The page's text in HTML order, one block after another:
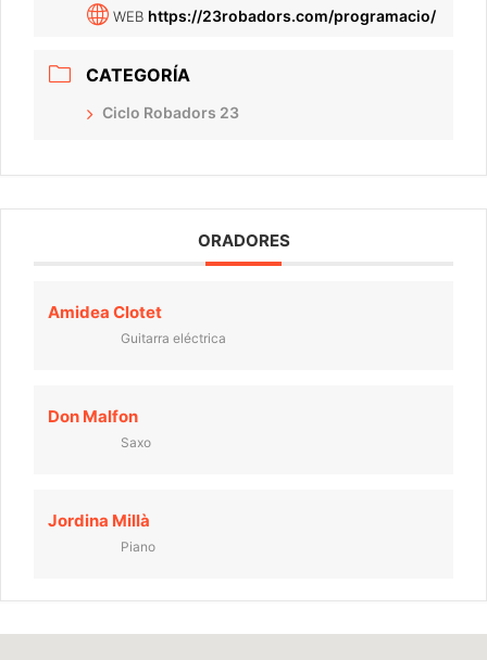
WEB https://23robadors.com/programacio/
CATEGORÍA
Ciclo Robadors 23
ORADORES
Amidea Clotet
Guitarra eléctrica
Don Malfon
Saxo
Jordina Millà
Piano